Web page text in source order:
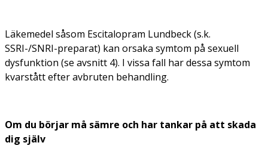
Läkemedel såsom Escitalopram Lundbeck (s.k.
SSRI-/SNRI-preparat) kan orsaka symtom på sexuell
dysfunktion (se avsnitt 4). I vissa fall har dessa symtom
kvarstått efter avbruten behandling.
Om du börjar må sämre och har tankar på att skada
dig själv